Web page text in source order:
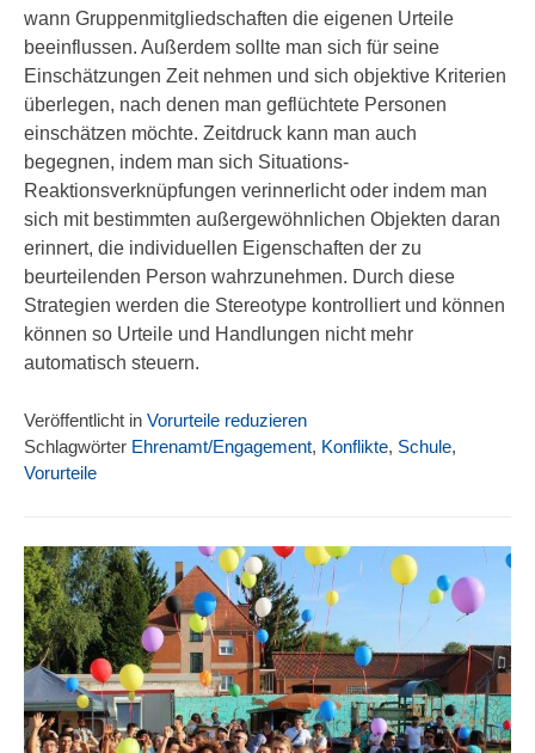
wann Gruppenmitgliedschaften die eigenen Urteile
beeinflussen. Außerdem sollte man sich für seine
Einschätzungen Zeit nehmen und sich objektive Kriterien
überlegen, nach denen man geflüchtete Personen
einschätzen möchte. Zeitdruck kann man auch
begegnen, indem man sich Situations-
Reaktionsverknüpfungen verinnerlicht oder indem man
sich mit bestimmten außergewöhnlichen Objekten daran
erinnert, die individuellen Eigenschaften der zu
beurteilenden Person wahrzunehmen. Durch diese
Strategien werden die Stereotype kontrolliert und können
können so Urteile und Handlungen nicht mehr
automatisch steuern.
Veröffentlicht in Vorurteile reduzieren
Schlagwörter Ehrenamt/Engagement, Konflikte, Schule,
Vorurteile